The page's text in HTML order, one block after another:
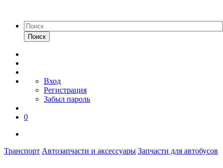
Поиск
Вход
Регистрация
Забыл пароль
0
Транспорт Автозапчасти и аксессуары Запчасти для автобусов